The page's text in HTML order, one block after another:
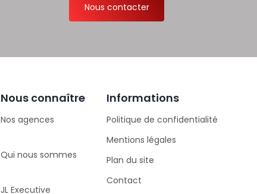
Nous contacter
Nous connaître
Nos agences
Qui nous sommes
JL Executive
Informations
Politique de confidentialité
Mentions légales
Plan du site
Contact